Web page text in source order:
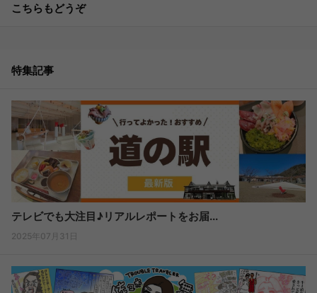
こちらもどうぞ
特集記事
テレビでも大注目♪リアルレポートをお届...
2025年07月31日